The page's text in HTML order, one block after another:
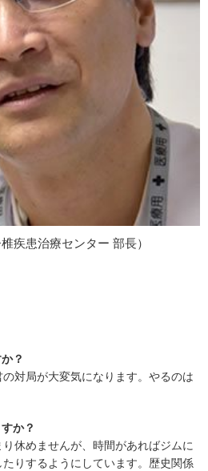
疾患治療センター 部長）
？
対局が大変気になります。やるのは
か？
休めませんが、時間があればジムに
りするようにしています。歴史関係